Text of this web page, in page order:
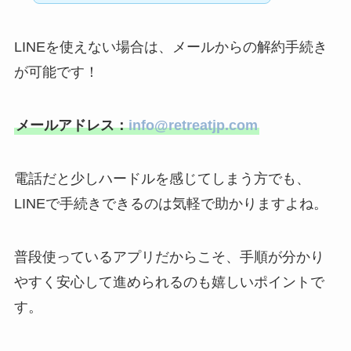
LINEを使えない場合は、メールからの解約手続き
が可能です！
メールアドレス：info@retreatjp.com
電話だと少しハードルを感じてしまう方でも、
LINEで手続きできるのは気軽で助かりますよね。
普段使っているアプリだからこそ、手順が分かり
やすく安心して進められるのも嬉しいポイントで
す。